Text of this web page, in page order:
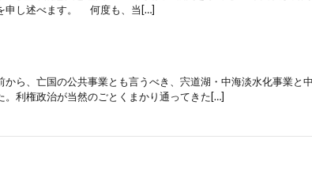
申し述べます。 何度も、当[…]
ら、亡国の公共事業とも言うべき、宍道湖・中海淡水化事業と
。利権政治が当然のごとくまかり通ってきた[…]